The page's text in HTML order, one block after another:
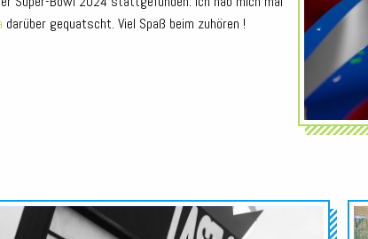
darüber gequatscht. Viel Spaß beim zuhören !
Audio-
Player